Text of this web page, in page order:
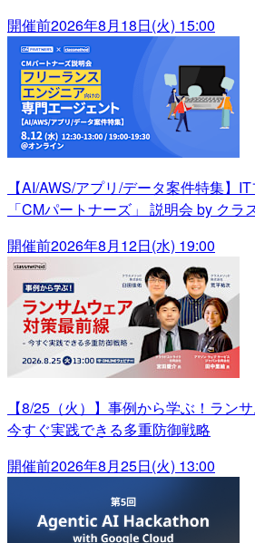
開催前2026年8月18日(火) 15:00
【AI/AWS/アプリ/データ案件特集】
「CMパートナーズ」 説明会 by クラ
開催前2026年8月12日(水) 19:00
【8/25（火）】事例から学ぶ！ラン
今すぐ実践できる多重防御戦略
開催前2026年8月25日(火) 13:00